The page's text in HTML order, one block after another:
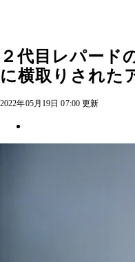
２代目レパード
に横取りされた
2022年05月19日 07:00 更新